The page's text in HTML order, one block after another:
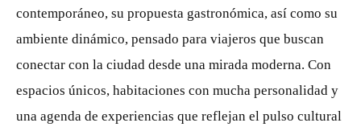
contemporáneo, su propuesta gastronómica, así como su
ambiente dinámico, pensado para viajeros que buscan
conectar con la ciudad desde una mirada moderna. Con
espacios únicos, habitaciones con mucha personalidad y
una agenda de experiencias que reflejan el pulso cultural